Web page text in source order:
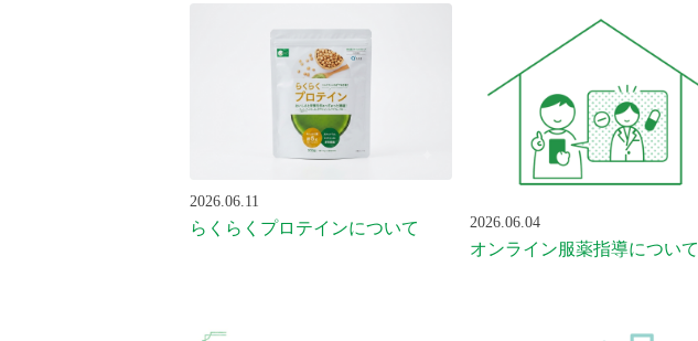
2026.06.11
らくらくプロテインについて 2026.06.04
オンライン服薬指導について